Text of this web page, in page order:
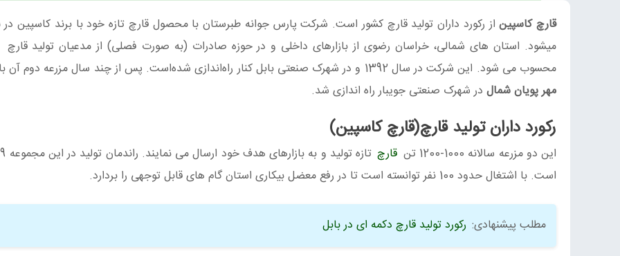
قارچ کاسپیناز رکورد داران تولید قارچ کشور است. شرکت پارس جوانه طبرستان با محصول قارچ تازه خود با برند کاسپین در
میشود. استان های شمالی، خراسان رضوی از بازارهای داخلی و در حوزه صادرات (به صورت فصلی) از مدعیان تولید
محسوب می شود. این شرکت در سال 1392 و در شهرک صنعتی بابل کنار راه‌اندازی شده‌است. پس از چند سال مزرعه دوم آن با نام
مهر پویان شمال در شهرک صنعتی جویبار راه اندازی شد.
رکورد داران تولید قارچ(قارچ کاسپین)
این دو مزرعه سالانه 1000-1200 تن قارچ
است. با اشتغال حدود 100 نفر توانسته است تا در رفع معضل بیکاری استان گام های قابل توجهی را بردارد.
مطلب پیشنهادی: رکورد تولید قارچ دکمه‌ ای در بابل